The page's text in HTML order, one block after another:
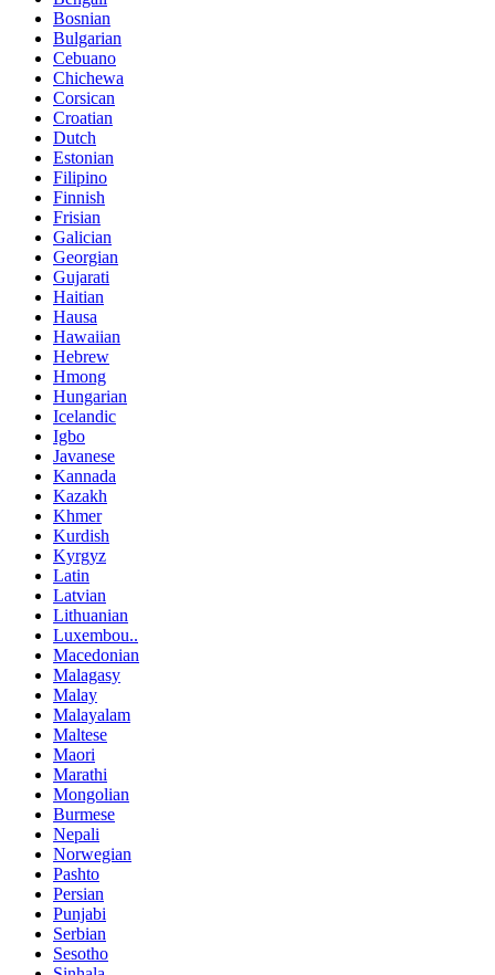
Bosnian
Bulgarian
Cebuano
Chichewa
Corsican
Croatian
Dutch
Estonian
Filipino
Finnish
Frisian
Galician
Georgian
Gujarati
Haitian
Hausa
Hawaiian
Hebrew
Hmong
Hungarian
Icelandic
Igbo
Javanese
Kannada
Kazakh
Khmer
Kurdish
Kyrgyz
Latin
Latvian
Lithuanian
Luxembou..
Macedonian
Malagasy
Malay
Malayalam
Maltese
Maori
Marathi
Mongolian
Burmese
Nepali
Norwegian
Pashto
Persian
Punjabi
Serbian
Sesotho